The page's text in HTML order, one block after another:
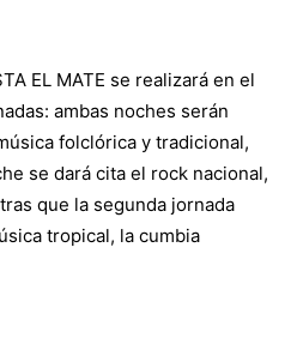
EL MATE se realizará en el
ambas noches serán
folclórica y tradicional,
se dará cita el rock nacional,
que la segunda jornada
tropical, la cumbia